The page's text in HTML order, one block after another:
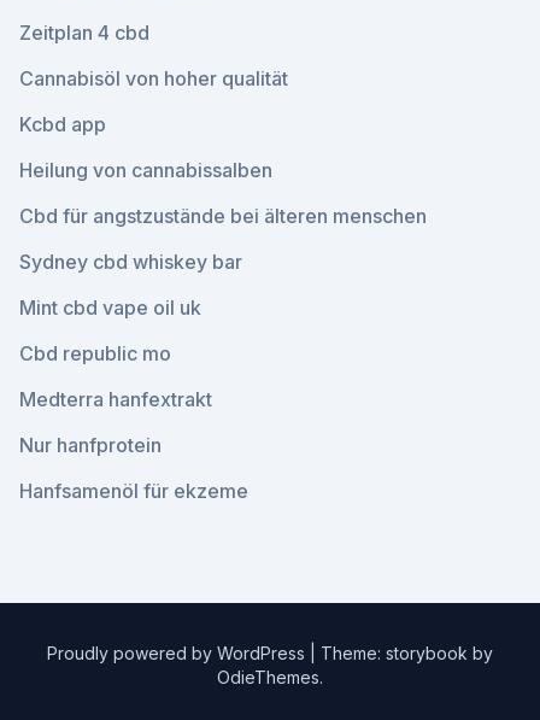
Zeitplan 4 cbd
Cannabisöl von hoher qualität
Kcbd app
Heilung von cannabissalben
Cbd für angstzustände bei älteren menschen
Sydney cbd whiskey bar
Mint cbd vape oil uk
Cbd republic mo
Medterra hanfextrakt
Nur hanfprotein
Hanfsamenöl für ekzeme
Proudly powered by WordPress
Theme: storybook by
OdieThemes.